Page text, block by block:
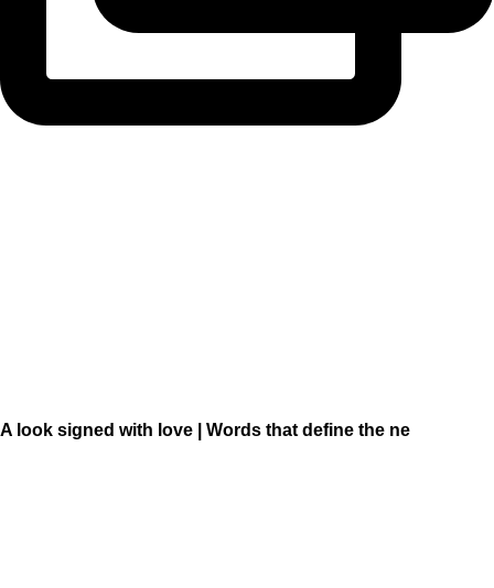
A look signed with love | Words that define the ne